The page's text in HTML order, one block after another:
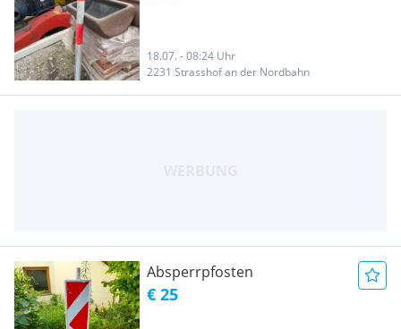
18.07. - 08:24 Uhr
2231 Strasshof an der Nordbahn
Absperrpfosten
€ 25